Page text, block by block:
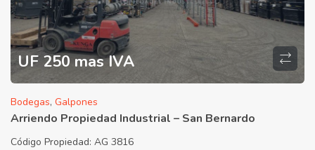
UF 250 mas IVA
Bodegas, Galpones
Arriendo Propiedad Industrial – San Bernardo
Código Propiedad: AG 3816